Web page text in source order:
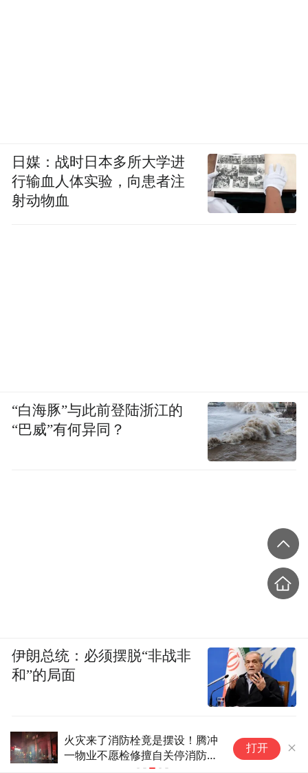
消防栓竟是摆设！腾冲
愿检修擅自关停消防供
预计今日开始台风“白
云系将开始影响山东
打开
日媒：战时日本多所大学进
行输血人体实验，向患者注
射动物血
“白海豚”与此前登陆浙江的
“巴威”有何异同？
伊朗总统：必须摆脱“非战非
和”的局面